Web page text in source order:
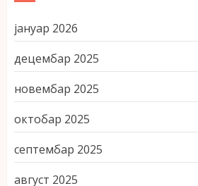
јануар 2026
децембар 2025
новембар 2025
октобар 2025
септембар 2025
август 2025